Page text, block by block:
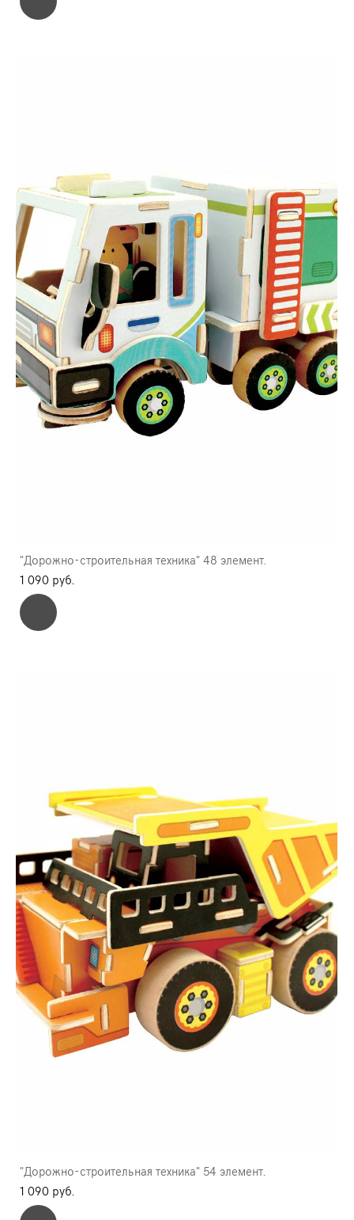
"Дорожно-строительная техника" 48 элемент.
1 090 pуб.
"Дорожно-строительная техника" 54 элемент.
1 090 pуб.